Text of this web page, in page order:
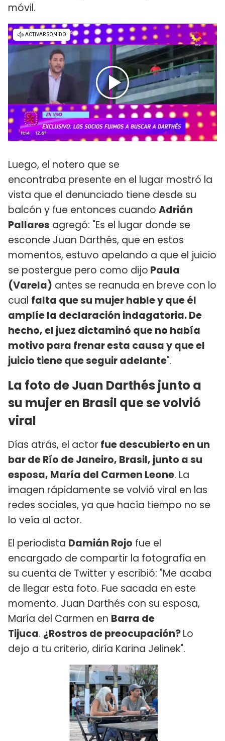
móvil.
Luego, el notero que se
encontraba presente en el lugar mostró la
vista que el denunciado tiene desde su
balcón y fue entonces cuando Adrián
Pallares agregó: "Es el lugar donde se
esconde Juan Darthés, que en estos
momentos, estuvo apelando a que el juicio
se postergue pero como dijo Paula
(Varela) antes se reanuda en breve con lo
cual falta que su mujer hable y que él
amplíe la declaración indagatoria. De
hecho, el juez dictaminó que no había
motivo para frenar esta causa y que el
juicio tiene que seguir adelante".
La foto de Juan Darthés junto a
su mujer en Brasil que se volvió
viral
Días atrás, el actor fue descubierto en un
bar de Río de Janeiro, Brasil, junto a su
esposa, María del Carmen Leone. La
imagen rápidamente se volvió viral en las
redes sociales, ya que hacía tiempo no se
lo veía al actor.
El periodista Damián Rojo fue el
encargado de compartir la fotografía en
su cuenta de Twitter y escribió: "Me acaba
de llegar esta foto. Fue sacada en este
momento. Juan Darthés con su esposa,
María del Carmen en Barra de
Tijuca. ¿Rostros de preocupación?Lo
dejo a tu criterio, diría Karina Jelinek".